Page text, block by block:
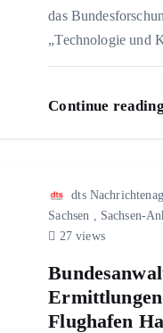
das
„Technologie und
Continue reading
dts
Sachsen
Sachsen-
27 views
Flughafen